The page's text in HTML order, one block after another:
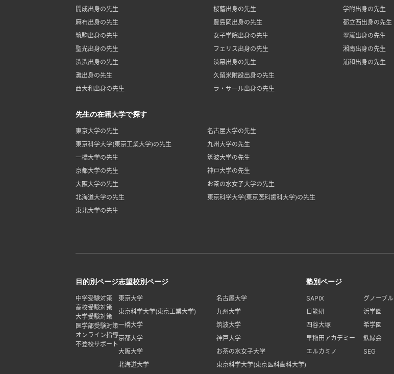
開成出身の先生
桜蔭出身の先生
麻布出身の先生
豊島岡出身の先生
筑駒出身の先生
女子学院出身の先生
聖光出身の先生
フェリス出身の先生
渋渋出身の先生
渋幕出身の先生
灘出身の先生
久留米附設出身の先生
西大和出身の先生
ラ・サール出身の先生
学附出身の先生
都立西出身の先生
翠嵐出身の先生
湘南出身の先生
浦和出身の先生
先生の在籍大学で探す
東京大学の先生
名古屋大学の先生
東京科学大学(東京工業大学)の先生
九州大学の先生
一橋大学の先生
筑波大学の先生
京都大学の先生
神戸大学の先生
大阪大学の先生
お茶の水女子大学の先生
北海道大学の先生
東京科学大学(東京医科歯科大学)の先生
東北大学の先生
目的別ページ
中学受験対策
高校受験対策
大学受験対策
医学部受験対策
オンライン指導
不登校サポート
志望校別ページ
東京大学
名古屋大学
東京科学大学(東京工業大学)
九州大学
一橋大学
筑波大学
京都大学
神戸大学
大阪大学
お茶の水女子大学
北海道大学
東京科学大学(東京医科歯科大学)
塾別ページ
SAPIX
グノーブル
日能研
浜学園
四谷大塚
希学園
早稲田アカデミー
鉄緑会
エルカミノ
SEG